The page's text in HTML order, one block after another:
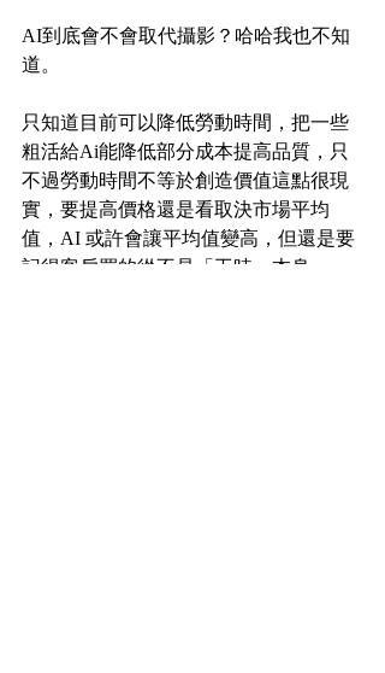
AI到底會不會取代攝影？哈哈我也不知
道。
只知道目前可以降低勞動時間，把一些
粗活給Ai能降低部分成本提高品質，只
不過勞動時間不等於創造價值這點很現
實，要提高價格還是看取決市場平均
值， AI 或許會讓平均值變高 ，但還是要
記得客戶買的從不是「工時」本身。